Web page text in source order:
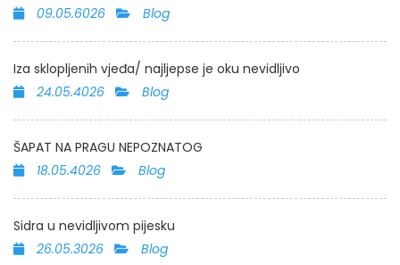
09.05.6026
Blog
Iza sklopljenih vjeđa/ najljepse je oku nevidljivo
24.05.4026
Blog
ŠAPAT NA PRAGU NEPOZNATOG
18.05.4026
Blog
Sidra u nevidljivom pijesku
26.05.3026
Blog